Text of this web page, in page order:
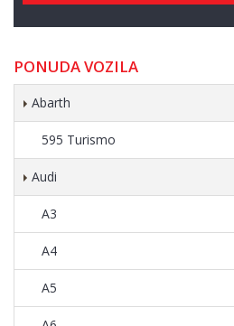
PONUDA VOZILA
Abarth
595 Turismo
Audi
A3
A4
A5